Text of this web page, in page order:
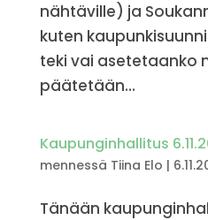
nähtäville) ja
kuten
teki vai asetetaanko
päätetään...
Kaupunginhallitus
mennessä Tiina Elo |
Tänään